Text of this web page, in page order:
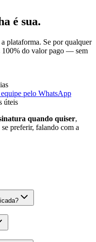
é sua.
a plataforma. Se por qualquer
100% do valor pago — sem
pelo WhatsApp
úteis
quando quiser,
preferir, falando com a